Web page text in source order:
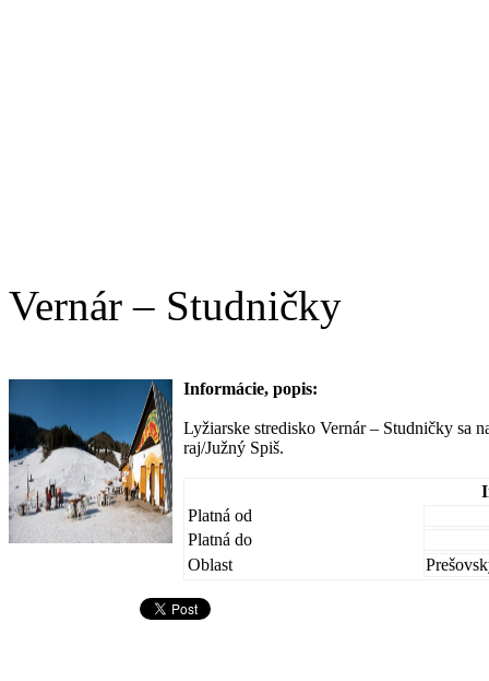
Vernár – Studničky
Informácie, popis:
Lyžiarske stredisko Vernár – Studničky sa
raj/Južný Spiš.
Platná od
Platná do
Oblast